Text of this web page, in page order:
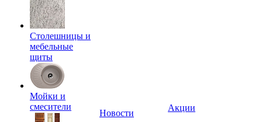
Столешницы и
мебельные
щиты
Мойки и
смесители
Новости
Акции